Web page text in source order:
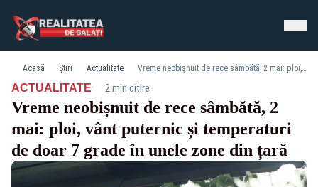
Acasă Știri Actualitate Vreme neobișnuit de rece sâmbătă, 2 mai: ploi, vânt puternic și temperaturi de doar 7 grade în unele zone din țară
ACTUALITATE· 2 min citire
Vreme neobișnuit de rece sâmbătă, 2
mai: ploi, vânt puternic și temperaturi
de doar 7 grade în unele zone din țară